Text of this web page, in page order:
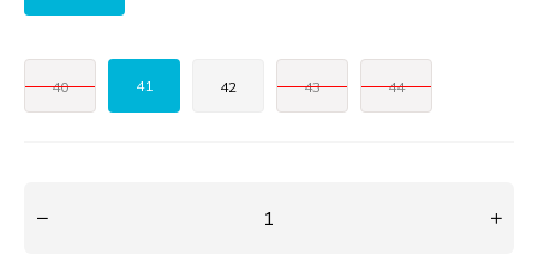
40 41 42 43 44